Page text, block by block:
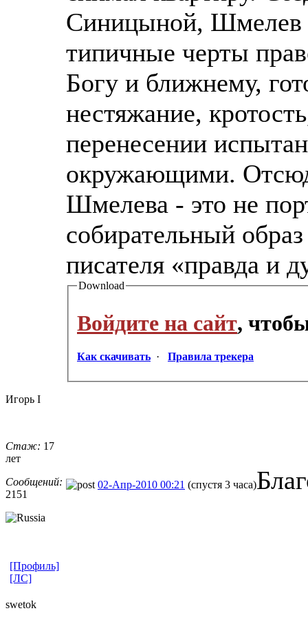
Синицыной, Шмелев
типичные черты
Богу и ближнему,
нестяжание,
перенесении
окружающими.
Шмелева - это не
собирательный
писателя «правда и
Download
Войдите на сайт,
Как скачивать · Правила трекера
Игорь I
Стаж: 17
лет
Сообщений:
2151
02-Апр-2010 00:21 (спустя 3 часа)
[Профиль]
[ЛС]
swetok